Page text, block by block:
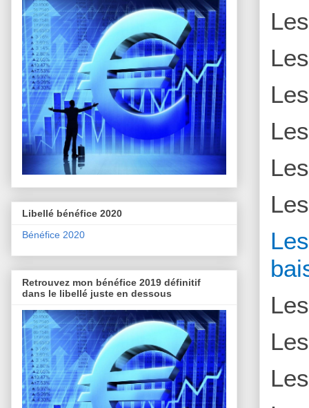
Libellé bénéfice 2020
Bénéfice 2020
Retrouvez mon bénéfice 2019 définitif
dans le libellé juste en dessous